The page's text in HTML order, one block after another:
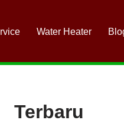
Water Heater
Terbaru